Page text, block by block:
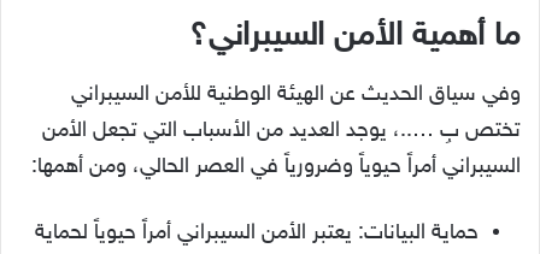
ما أهمية الأمن السيبراني؟
وفي سياق الحديث عن الهيئة الوطنية للأمن السيبراني
تختص بِ …..، يوجد العديد من الأسباب التي تجعل الأمن
السيبراني أمراً حيوياً وضرورياً في العصر الحالي، ومن أهمها:
حماية البيانات: يعتبر الأمن السيبراني أمراً حيوياً لحماية